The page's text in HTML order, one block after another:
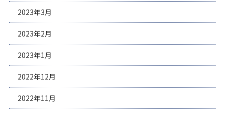
2023年3月
2023年2月
2023年1月
2022年12月
2022年11月